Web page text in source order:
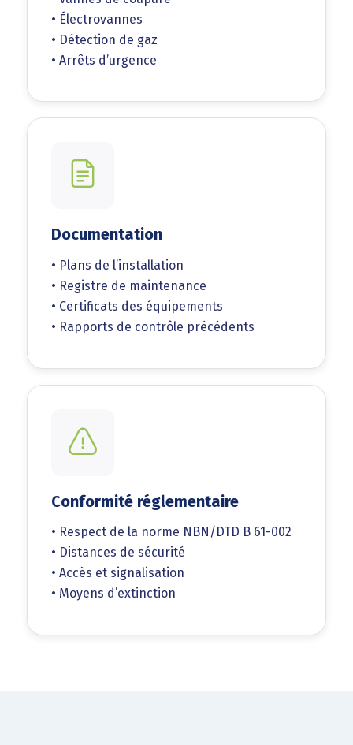
• Électrovannes
• Détection de gaz
• Arrêts d’urgence
Documentation
• Plans de l’installation
• Registre de maintenance
• Certificats des équipements
• Rapports de contrôle précédents
Conformité réglementaire
• Respect de la norme NBN/DTD B 61-002
• Distances de sécurité
• Accès et signalisation
• Moyens d’extinction